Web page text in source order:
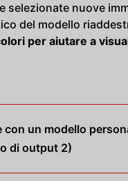
nuove
del modello
per aiutare a
con un modello
di output 2)